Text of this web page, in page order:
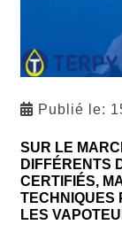
Publié le:
SUR LE
DIFFÉRENTS
CERTIFIÉS,
TECHNIQUES
LES